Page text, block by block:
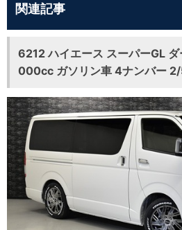
関連記事
6212 ハイエース スーパーGL
000cc ガソリン車 4ナンバー 2/